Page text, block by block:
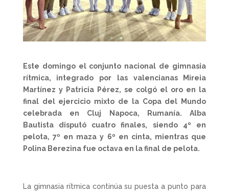
Este domingo el conjunto nacional de gimnasia
rítmica, integrado por las valencianas Mireia
Martínez y Patricia Pérez, se colgó el oro en la
final del ejercicio mixto de la Copa del Mundo
celebrada en Cluj Napoca, Rumanía. Alba
Bautista disputó cuatro finales, siendo 4º en
pelota, 7º en maza y 6º en cinta, mientras que
Polina Berezina fue octava en la final de pelota.
La gimnasia rítmica continúa su puesta a punto para